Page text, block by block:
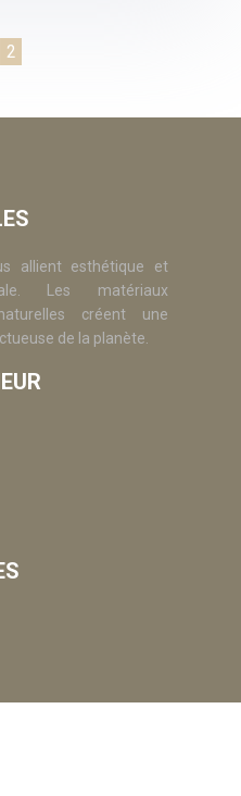
2
allient esthétique et
Les matériaux
créent une
de la planète.